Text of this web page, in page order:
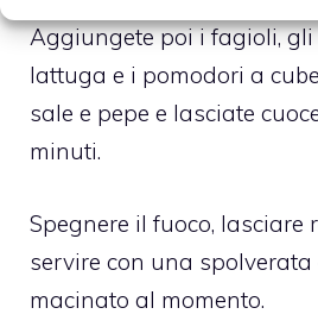
Aggiungete poi i fagioli,
lattuga e i pomodori a
sale e pepe e lasciate
minuti.
Spegnere il fuoco, lasciare
servire con una spolverata
macinato al momento.